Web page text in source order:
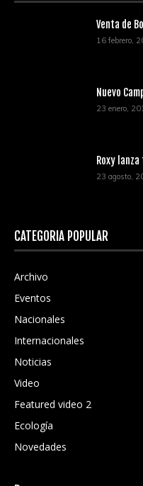
Venta de
16 febrero,
Nuevo
23 enero,
Roxy
23 agosto,
CATEGORÍA POPULAR
Archivo
Eventos
Nacionales
Internacionales
Noticias
Video
Featured video 2
Ecología
Novedades